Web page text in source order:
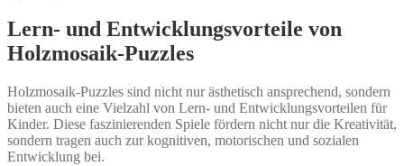
Lern- und Entwicklungsvorteile von
Holzmosaik-Puzzles
Holzmosaik-Puzzles sind nicht nur ästhetisch ansprechend, sondern
bieten auch eine Vielzahl von Lern- und Entwicklungsvorteilen für
Kinder. Diese faszinierenden Spiele fördern nicht nur die Kreativität,
sondern tragen auch zur kognitiven, motorischen und sozialen
Entwicklung bei.